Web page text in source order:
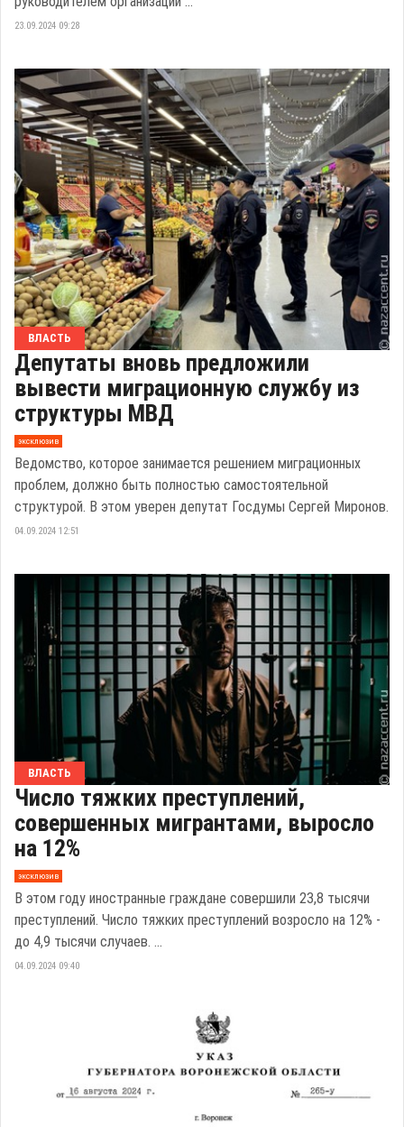
23.09.2024 09:28
ВЛАСТЬ
Депутаты вновь предложили
вывести миграционную службу из
структуры МВД
эксклюзив
Ведомство, которое занимается решением миграционных
проблем, должно быть полностью самостоятельной
структурой. В этом уверен депутат Госдумы Сергей Миронов.
04.09.2024 12:51
ВЛАСТЬ
Число тяжких преступлений,
совершенных мигрантами, выросло
на 12%
эксклюзив
В этом году иностранные граждане совершили 23,8 тысячи
преступлений. Число тяжких преступлений возросло на 12% -
до 4,9 тысячи случаев. ...
04.09.2024 09:40